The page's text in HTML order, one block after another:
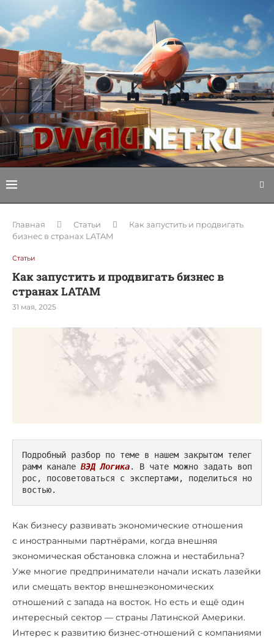
Главная Статьи
Как запустить и продвигать
бизнес в странах LATAM
Статьи
Как запустить и продвигать бизнес в
странах LATAM
31 мая, 2025
Подробный разбор по теме в нашем закрытом телег
рамм канале ВЭД Логика. В чате можно задать воп
рос, посоветоваться с экспертами, поделиться но
востью.
Как бизнесу развивать экономические отношения
с иностранными партнёрами, когда внешняя
экономическая обстановка сложна и нестабильна?
Уже многие предприниматели начали искать лазейки
или смещать вектор внешнеэкономических
отношений с запада на восток. Но есть и ещё один
интересный сектор — страны Латинской Америки.
Интерес к развитию бизнес-отношений с компаниями